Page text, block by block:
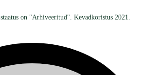
on "Arhiveeritud". Kevadkoristus 2021.